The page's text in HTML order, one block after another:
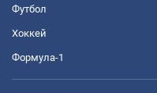
Футбол
Хоккей
Формула-1